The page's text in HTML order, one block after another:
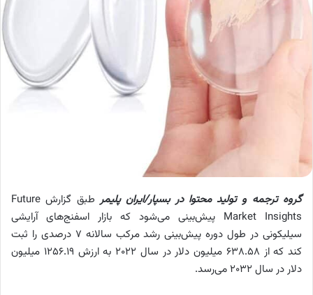
گروه ترجمه و تولید محتوا در بسپار/ایران پلیمر
طبق گزارش Future
Market Insights پیش‌بینی می‌شود که بازار اسفنج‌های آرایشی
سیلیکونی در طول دوره پیش‌بینی رشد مرکب سالانه 7 درصدی را ثبت
کند که از 638.58 میلیون دلار در سال 2022 به ارزش 1256.19 میلیون
دلار در سال 2032 می‌رسد.